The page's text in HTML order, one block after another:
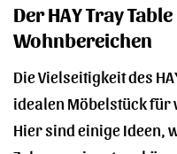
Der HAY Tray
Wohnbereichen
Die Vielseitigkeit des
idealen Möbelstück für
Hier sind einige Ideen,